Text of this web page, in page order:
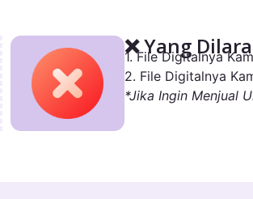
❌ Yang
1. File Digitalnya
2. File Digitalnya
*Jika Ingin Menjual